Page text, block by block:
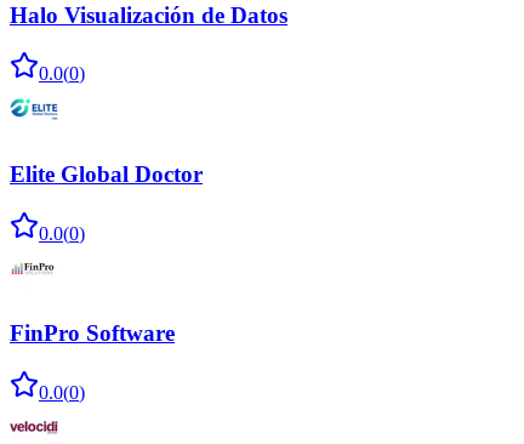
Halo Visualización de Datos
0.0(0)
Elite Global Doctor
0.0(0)
FinPro Software
0.0(0)